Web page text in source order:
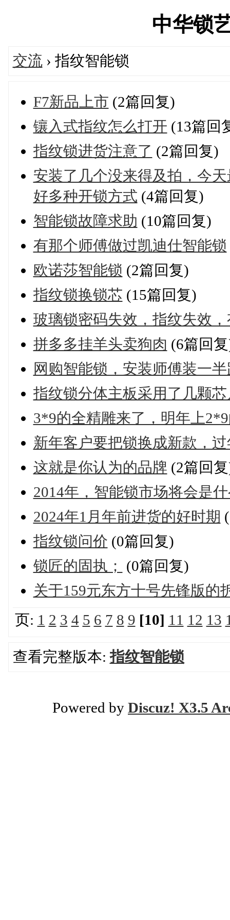
中华锁
交流› 指纹智能锁
F7新品上市 (2篇回复)
镶入式指纹怎么打开 (13篇回
指纹锁进货注意了 (2篇回复)
安装了几个没来得及拍，今
好多种开锁方式 (4篇回复)
智能锁故障求助 (10篇回复)
有那个师傅做过凯迪仕智能锁
欧诺莎智能锁 (2篇回复)
指纹锁换锁芯 (15篇回复)
玻璃锁密码失效，指纹失效
拼多多挂羊头卖狗肉 (6篇回
网购智能锁，安装师傅装一
指纹锁分体主板采用了几颗芯
3*9的全精雕来了，明年上
新年客户要把锁换成新款，
这就是你认为的品牌 (2篇回
2014年，智能锁市场将会是
2024年1月年前进货的好时期
指纹锁问价 (0篇回复)
锁匠的固执；
(0篇回复)
关于159元东方十号先锋版的
页: 1 2 3 4 5 6 7 8 9 [10] 11 12 13
查看完整版本:指纹智能锁
Powered by Discuz! X3.5